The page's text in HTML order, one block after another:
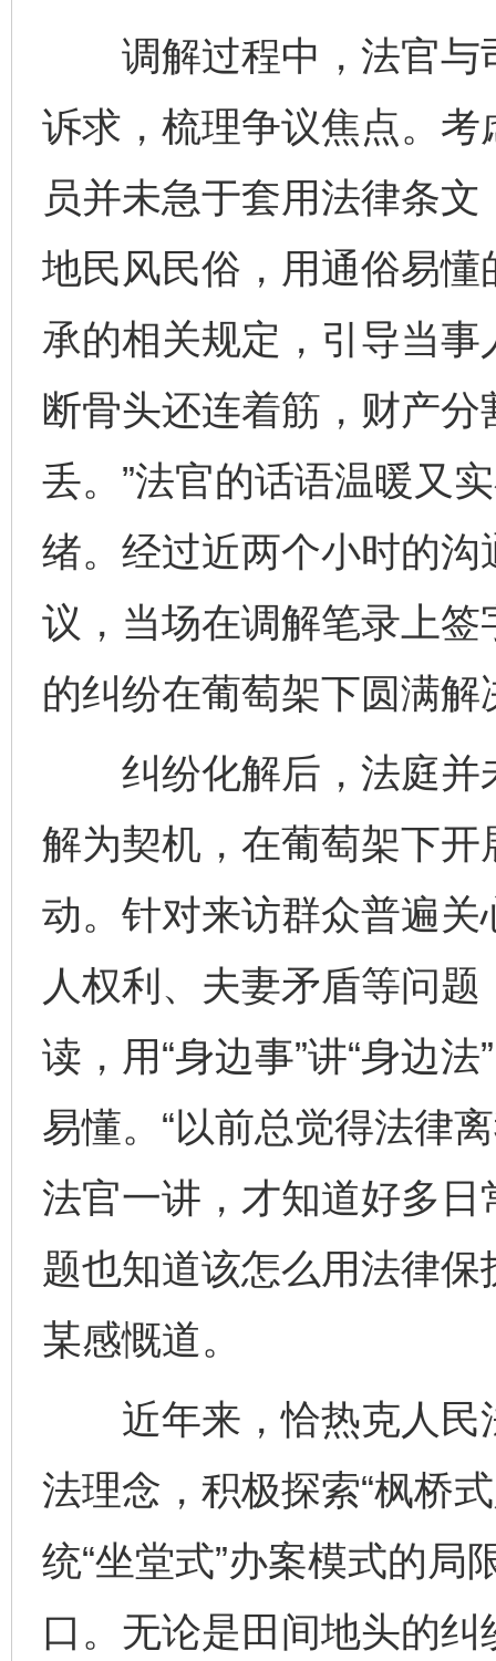
调解过程中，法官与
诉求，梳理争议焦点。
员并未急于套用法律条
地民风民俗，用通俗易
承的相关规定，引导当事
断骨头还连着筋，财产
丢。”法官的话语温暖又
绪。经过近两个小时的
议，当场在调解笔录上
的纠纷在葡萄架下圆满解
纠纷化解后，法庭并
解为契机，在葡萄架下
动。针对来访群众普遍
人权利、夫妻矛盾等问
读，用“身边事”讲“身边
易懂。“以前总觉得法律
法官一讲，才知道好多
题也知道该怎么用法律保
某感慨道。
近年来，恰热克人民
法理念，积极探索“枫桥
统“坐堂式”办案模式的局
口。无论是田间地头的